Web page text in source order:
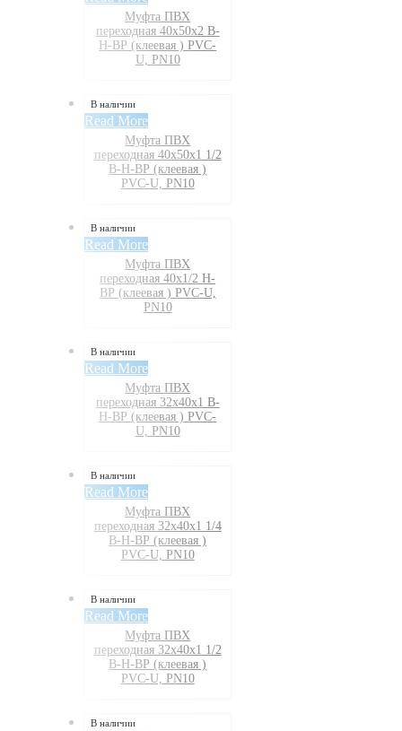
Муфта ПВХ
переходная 40х50х2 В-
Н-ВР (клеевая ) PVC-
U, PN10
В наличии
Read More
Муфта ПВХ
переходная 40х50х1 1/2
В-Н-ВР (клеевая )
PVC-U, PN10
В наличии
Read More
Муфта ПВХ
переходная 40х1/2 Н-
ВР (клеевая ) PVC-U,
PN10
В наличии
Read More
Муфта ПВХ
переходная 32х40х1 В-
Н-ВР (клеевая ) PVC-
U, PN10
В наличии
Read More
Муфта ПВХ
переходная 32х40х1 1/4
В-Н-ВР (клеевая )
PVC-U, PN10
В наличии
Read More
Муфта ПВХ
переходная 32х40х1 1/2
В-Н-ВР (клеевая )
PVC-U, PN10
В наличии